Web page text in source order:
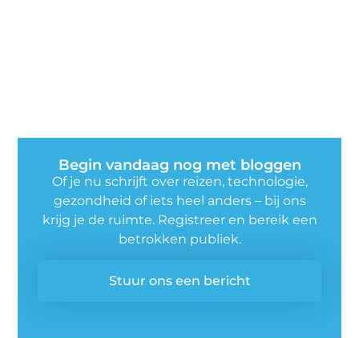
Begin vandaag nog met bloggen
Of je nu schrijft over reizen, technologie,
gezondheid of iets heel anders – bij ons
krijg je de ruimte. Registreer en bereik een
betrokken publiek.
Stuur ons een bericht